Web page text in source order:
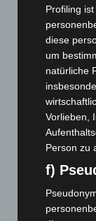
7. August 2026
Hannover:
entdeckt
7. August 2026
Brand im
eingedämmt
Roten Kreuz
5. August 2026
Profiling
diese
um
natürliche
Vorlieben,
Person zu
f)